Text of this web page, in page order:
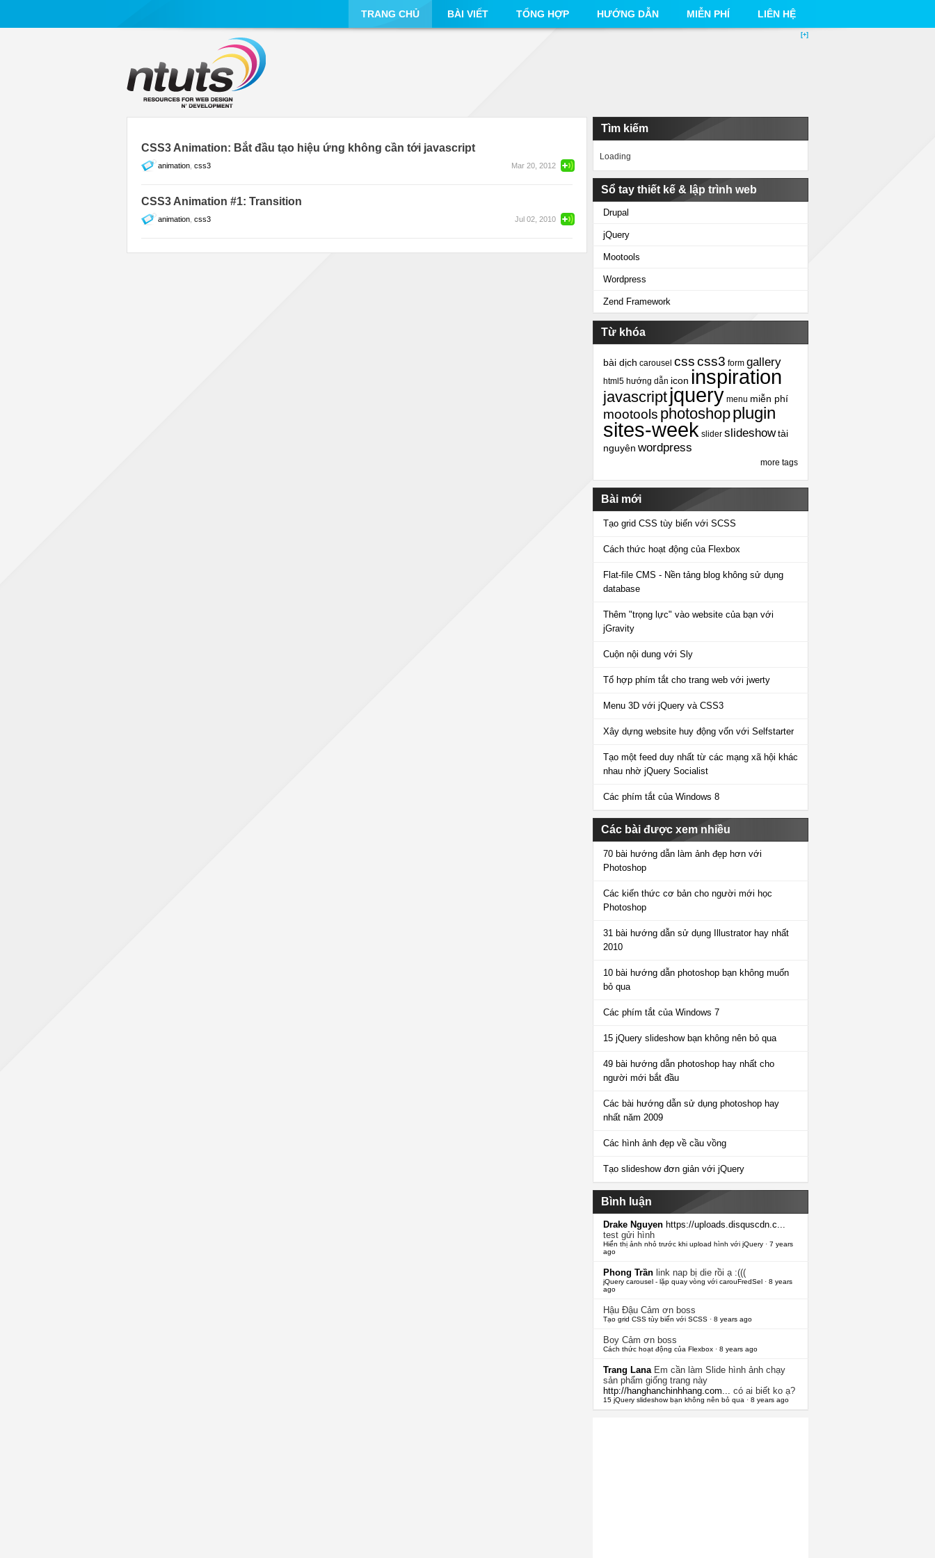
TRANG CHỦ BÀI VIẾT TỔNG HỢP HƯỚNG DẪN MIỄN PHÍ LIÊN HỆ
[+]
CSS3 Animation: Bắt đầu tạo hiệu ứng không cần tới javascript
animation css3 Mar 20, 2012
CSS3 Animation #1: Transition
animation css3 Jul 02, 2010
Tìm kiếm
Loading
Sổ tay thiết kế & lập trình web
Drupal
jQuery
Mootools
Wordpress
Zend Framework
Từ khóa
bài dịch carousel csscss3 form gallery
html5 hướng dẫn icon inspiration
javascript jquery menu miễn phí
mootools photoshopplugin
sites-week slider slideshowtài
nguyên wordpress
more tags
Bài mới
Tạo grid CSS tùy biến với SCSS
Cách thức hoạt động của Flexbox
Flat-file CMS - Nền tảng blog không sử dụng
database
Thêm "trọng lực" vào website của bạn với
jGravity
Cuộn nội dung với Sly
Tổ hợp phím tắt cho trang web với jwerty
Menu 3D với jQuery và CSS3
Xây dựng website huy động vốn với Selfstarter
Tạo một feed duy nhất từ các mạng xã hội khác
nhau nhờ jQuery Socialist
Các phím tắt của Windows 8
Các bài được xem nhiều
70 bài hướng dẫn làm ảnh đẹp hơn với
Photoshop
Các kiến thức cơ bản cho người mới học
Photoshop
31 bài hướng dẫn sử dụng Illustrator hay nhất
2010
10 bài hướng dẫn photoshop bạn không muốn
bỏ qua
Các phím tắt của Windows 7
15 jQuery slideshow bạn không nên bỏ qua
49 bài hướng dẫn photoshop hay nhất cho
người mới bắt đầu
Các bài hướng dẫn sử dụng photoshop hay
nhất năm 2009
Các hình ảnh đẹp về cầu vồng
Tạo slideshow đơn giản với jQuery
Bình luận
Drake Nguyen https://uploads.disquscdn.c...
test gửi hình
Hiển thị ảnh nhỏ trước khi upload hình với jQuery · 7 years
ago
Phong Trần link nap bị die rồi ạ :(((
jQuery carousel - lặp quay vòng với carouFredSel · 8 years
ago
Hậu Đậu Cảm ơn boss
Tạo grid CSS tùy biến với SCSS · 8 years ago
Boy Cảm ơn boss
Cách thức hoạt động của Flexbox · 8 years ago
Trang Lana Em cần làm Slide hình ảnh chạy
sản phẩm giống trang này
http://hanghanchinhhang.com... có ai biết ko ạ?
15 jQuery slideshow bạn không nên bỏ qua · 8 years ago